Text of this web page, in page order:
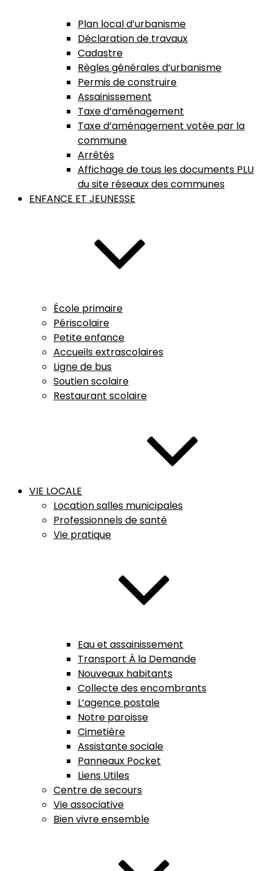
Plan local d’urbanisme
Déclaration de travaux
Cadastre
Règles générales d’urbanisme
Permis de construire
Assainissement
Taxe d’aménagement
Taxe d’aménagement votée par la
commune
Arrêtés
Affichage de tous les documents PLU
du site réseaux des communes
ENFANCE ET JEUNESSE
École primaire
Périscolaire
Petite enfance
Accueils extrascolaires
Ligne de bus
Soutien scolaire
Restaurant scolaire
VIE LOCALE
Location salles municipales
Professionnels de santé
Vie pratique
Eau et assainissement
Transport À la Demande
Nouveaux habitants
Collecte des encombrants
L’agence postale
Notre paroisse
Cimetière
Assistante sociale
Panneaux Pocket
Liens Utiles
Centre de secours
Vie associative
Bien vivre ensemble